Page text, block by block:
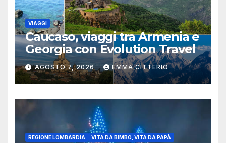
VIAGGI
Caucaso, viaggi tra Armenia e
Georgia con Evolution Travel
AGOSTO 7, 2026 EMMA CITTERIO
REGIONE LOMBARDIA VITA DA BIMBO, VITA DA PAPÀ